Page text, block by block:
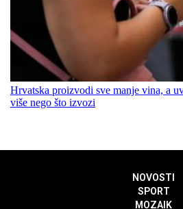
Hrvatska proizvodi sve manje vina, a
više nego što izvozi
NOVOSTI
SPORT
MOZAIK